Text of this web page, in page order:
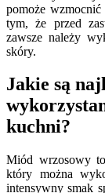
pomoże
tym, że przed
zawsze należy
skóry.
Jakie są
kuchni?
Miód wrzosowy
który można
intensywny smak